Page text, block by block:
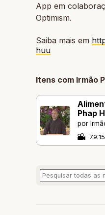
App em
Optimism.
Saiba mais em
huu
Itens com Irmão
Phap
por
79:15